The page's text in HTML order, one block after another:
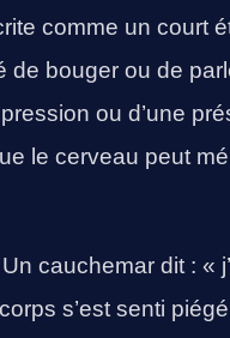
comme un court
de bouger ou de
ou d’une
le cerveau peut
cauchemar dit : «
s’est senti